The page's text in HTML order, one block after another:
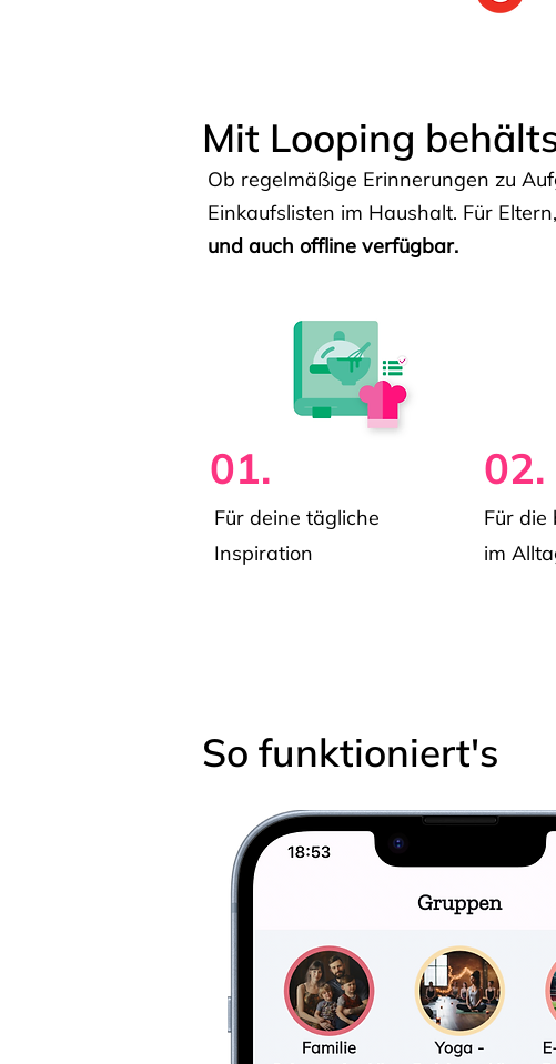
Mit Looping
Ob regelmäßige Erinnerungen zu
Einkaufslisten im Haushalt. Für
und auch offline verfügbar.
01.
Für deine tägliche
Inspiration
02.
Für die
im
So funktioniert's